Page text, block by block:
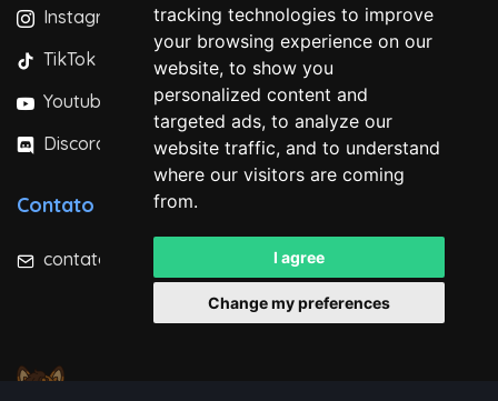
tracking technologies to improve
your browsing experience on our
website, to show you
personalized content and
targeted ads, to analyze our
website traffic, and to understand
where our visitors are coming
from.
I agree
Change my preferences
Instagram
TikTok
Youtube
Discord
Contato
contato@minecraft-brasil.com